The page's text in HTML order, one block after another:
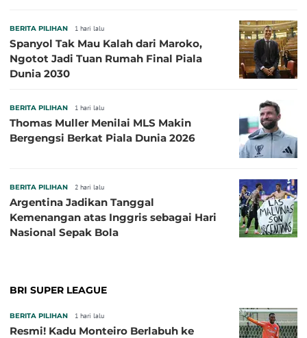
BERITA PILIHAN 1 hari lalu
Spanyol Tak Mau Kalah dari Maroko,
Ngotot Jadi Tuan Rumah Final Piala
Dunia 2030
BERITA PILIHAN 1 hari lalu
Thomas Muller Menilai MLS Makin
Bergengsi Berkat Piala Dunia 2026
BERITA PILIHAN 2 hari lalu
Argentina Jadikan Tanggal
Kemenangan atas Inggris sebagai Hari
Nasional Sepak Bola
BRI SUPER LEAGUE
BERITA PILIHAN 1 hari lalu
Resmi! Kadu Monteiro Berlabuh ke